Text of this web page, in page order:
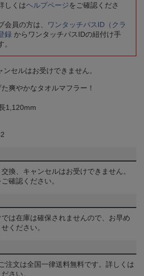
しくはヘルプページをご確認くださ
員の方は、
ワンタッチパスID（クラ
録 からワンタッチパスIDの紐付け手
セルはお受けできません。
爽やかなタオルマフラー！
1,120mm
換、キャンセルはお受けできません。
ご確認ください。
は在庫は確保されませんので、お早め
ください。
注文は全国一律送料無料です。詳しくは
さい。